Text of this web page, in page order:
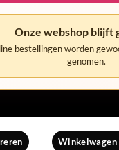
Onze webshop blijft
bestellingen worden
genomen.